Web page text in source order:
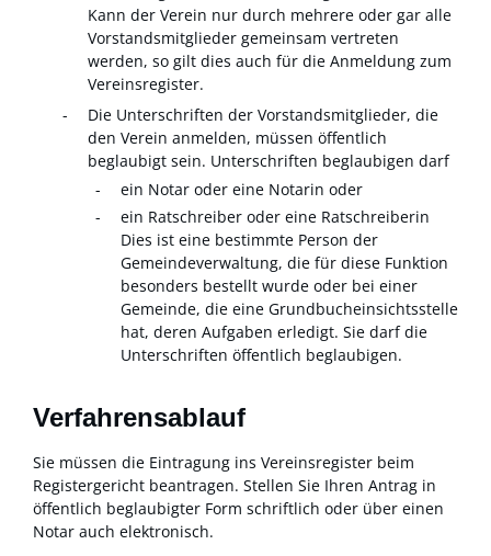
Kann der Verein nur durch mehrere oder gar alle
Vorstandsmitglieder gemeinsam vertreten
werden, so gilt dies auch für die Anmeldung zum
Vereinsregister.
Die Unterschriften der Vorstandsmitglieder, die
den Verein anmelden, müssen öffentlich
beglaubigt sein. Unterschriften beglaubigen darf
ein Notar oder eine Notarin oder
ein Ratschreiber oder eine Ratschreiberin
Dies ist eine bestimmte Person der
Gemeindeverwaltung, die für diese Funktion
besonders bestellt wurde oder bei einer
Gemeinde, die eine Grundbucheinsichtsstelle
hat, deren Aufgaben erledigt. Sie darf die
Unterschriften öffentlich beglaubigen.
Verfahrensablauf
Sie müssen die Eintragung ins Vereinsregister beim
Registergericht beantragen. Stellen Sie Ihren Antrag in
öffentlich beglaubigter Form schriftlich oder über einen
Notar auch elektronisch.